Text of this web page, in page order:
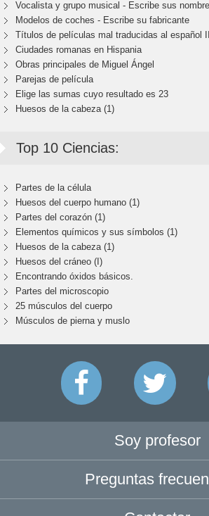
Vocalista y grupo musical - Escribe sus
Modelos de coches - Escribe su fabricante
Títulos de películas mal traducidas al español II
Ciudades romanas en Hispania
Obras principales de Miguel Ángel
Parejas de película
Elige las sumas cuyo resultado es 23
Huesos de la cabeza (1)
Top 10 Ciencias:
Partes de la célula
Huesos del cuerpo humano (1)
Partes del corazón (1)
Elementos químicos y sus símbolos (1)
Huesos de la cabeza (1)
Huesos del cráneo (I)
Encontrando óxidos básicos.
Partes del microscopio
25 músculos del cuerpo
Músculos de pierna y muslo
Soy profesor
Preguntas